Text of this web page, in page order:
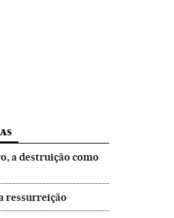
a destruição como
ressurreição